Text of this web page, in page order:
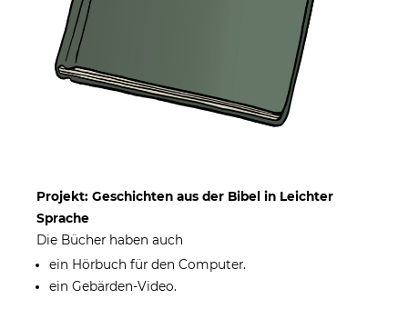
Projekt: Geschichten aus der Bibel in Leichter
Sprache
Die Bücher haben auch
ein Hörbuch für den Computer.
ein Gebärden-Video.